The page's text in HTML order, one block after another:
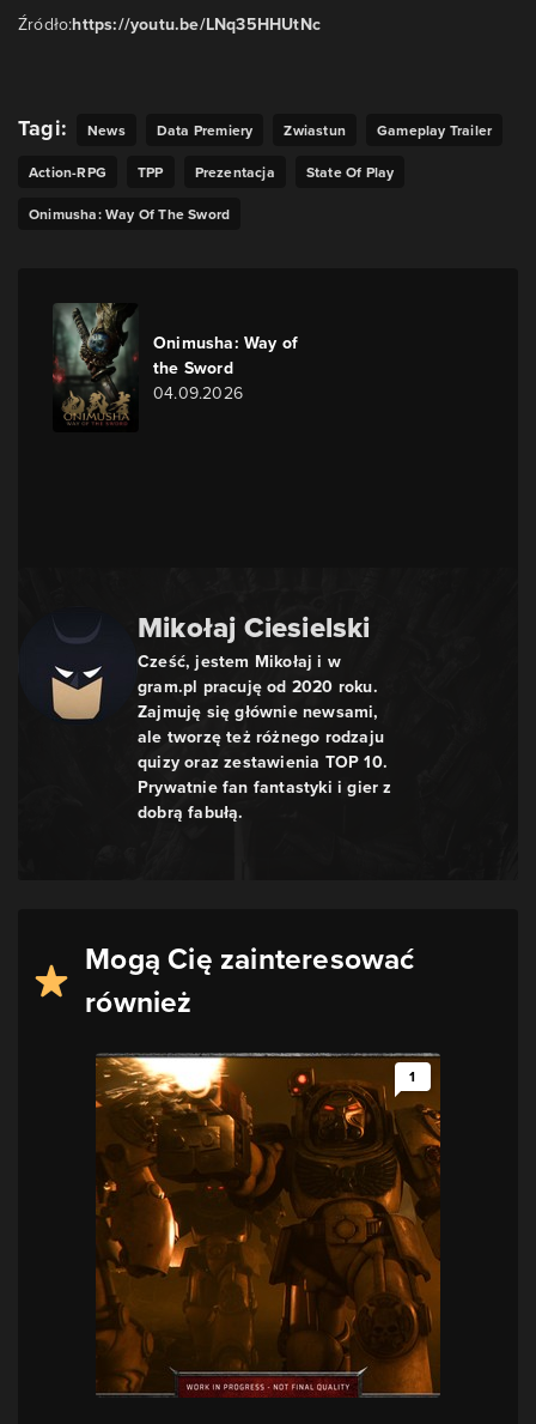
Źródło:https://youtu.be/LNq35HHUtNc
Tagi: News Data Premiery Zwiastun
Gameplay Trailer
Action-RPG
TPP Prezentacja
State Of Play
Onimusha: Way Of The Sword
Mikołaj Ciesielski
Cześć, jestem Mikołaj i w
gram.pl pracuję od 2020 roku.
Zajmuję się głównie newsami,
ale tworzę też różnego rodzaju
quizy oraz zestawienia TOP 10.
Prywatnie fan fantastyki i gier z
dobrą fabułą.
Onimusha: Way of
the Sword
04.09.2026
Mogą Cię zainteresować
również
1